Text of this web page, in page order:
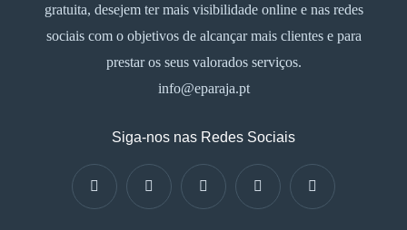
gratuita, desejem ter mais visibilidade online e nas redes
sociais com o objetivos de alcançar mais clientes e para
prestar os seus valorados serviços.
info@eparaja.pt
Siga-nos nas Redes Sociais